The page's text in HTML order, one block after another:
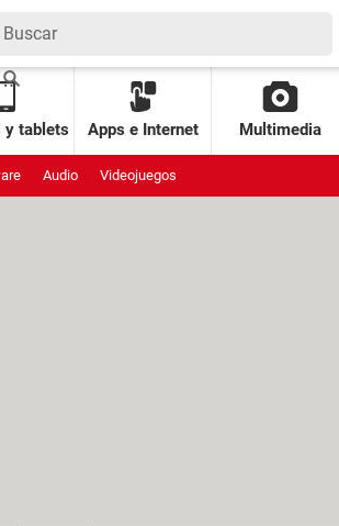
y tablets Apps e Internet Multimedia
Audio Videojuegos